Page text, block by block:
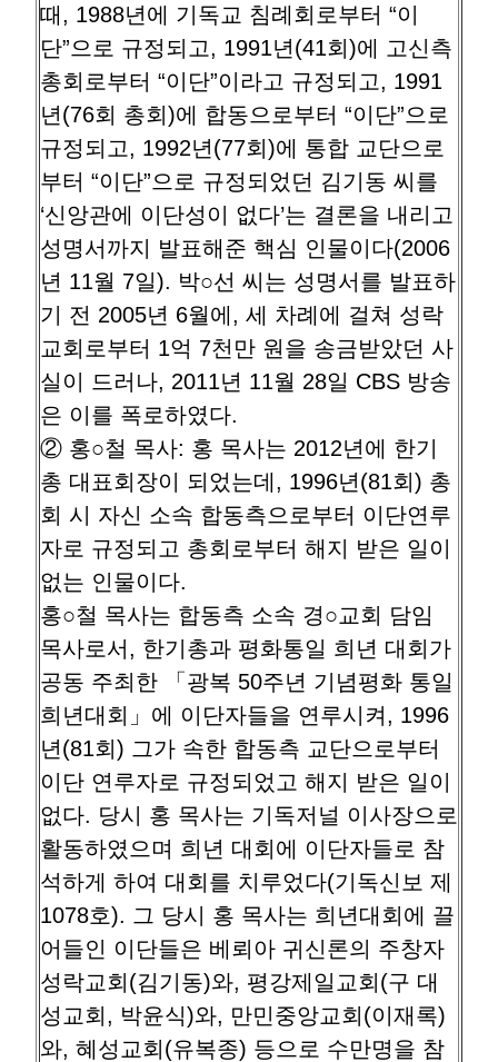
때, 1988년에 기독교 침례회로부터 “이
단”으로 규정되고, 1991년(41회)에 고신측
총회로부터 “이단”이라고 규정되고, 1991
년(76회 총회)에 합동으로부터 “이단”으로
규정되고, 1992년(77회)에 통합 교단으로
부터 “이단”으로 규정되었던 김기동 씨를
‘신앙관에 이단성이 없다’는 결론을 내리고
성명서까지 발표해준 핵심 인물이다(2006
년 11월 7일). 박○선 씨는 성명서를 발표하
기 전 2005년 6월에, 세 차례에 걸쳐 성락
교회로부터 1억 7천만 원을 송금받았던 사
실이 드러나, 2011년 11월 28일 CBS 방송
은 이를 폭로하였다.
② 홍○철 목사: 홍 목사는 2012년에 한기
총 대표회장이 되었는데, 1996년(81회) 총
회 시 자신 소속 합동측으로부터 이단연루
자로 규정되고 총회로부터 해지 받은 일이
없는 인물이다.
홍○철 목사는 합동측 소속 경○교회 담임
목사로서, 한기총과 평화통일 희년 대회가
공동 주최한 「광복 50주년 기념평화 통일
희년대회」에 이단자들을 연루시켜, 1996
년(81회) 그가 속한 합동측 교단으로부터
이단 연루자로 규정되었고 해지 받은 일이
없다. 당시 홍 목사는 기독저널 이사장으로
활동하였으며 희년 대회에 이단자들로 참
석하게 하여 대회를 치루었다(기독신보 제
1078호). 그 당시 홍 목사는 희년대회에 끌
어들인 이단들은 베뢰아 귀신론의 주창자
성락교회(김기동)와, 평강제일교회(구 대
성교회, 박윤식)와, 만민중앙교회(이재록)
와, 혜성교회(유복종) 등으로 수만명을 참